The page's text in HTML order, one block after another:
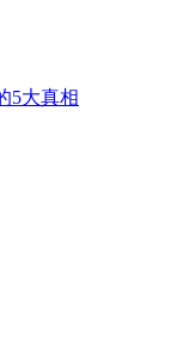
5大真相